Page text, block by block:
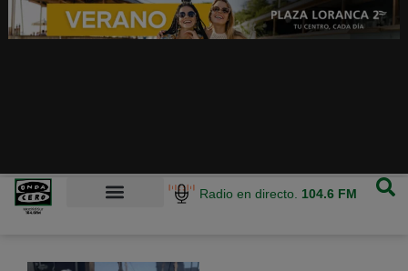
Radio en directo. 104.6 FM